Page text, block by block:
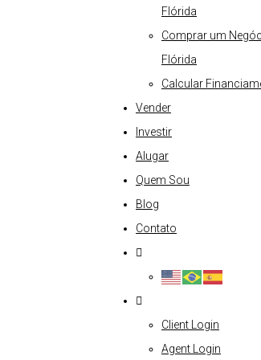
Flórida
Comprar um
Flórida
Calcular
Vender
Investir
Alugar
Quem Sou
Blog
Contato
Client Login
Agent Login